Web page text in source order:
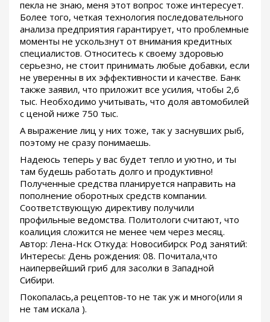
пекла не знаю, меня этот вопрос тоже интересует.
Более того, четкая технология последовательного
анализа предприятия гарантирует, что проблемные
моменты не ускользнут от внимания кредитных
специалистов. Относитесь к своему здоровью
серьезно, не стоит принимать любые добавки, если
не уверенны в их эффективности и качестве. Банк
также заявил, что приложит все усилия, чтобы 2,6
тыс. Необходимо учитывать, что доля автомобилей
с ценой ниже 750 тыс.
А выражение лиц у них тоже, так у заснувших рыб,
поэтому не сразу понимаешь.
Надеюсь теперь у вас будет тепло и уютно, и ты
там будешь работать долго и продуктивно!
Полученные средства планируется направить на
пополнение оборотных средств компании.
Соответствующую директиву получили
профильные ведомства. Политологи считают, что
коалиция сложится не менее чем через месяц.
Автор: Лена-Нск Откуда: Новосибирск Род занятий:
Интересы: День рождения: 08. Почитала,что
наипервейший гриб для засолки в Западной
Сибири.
Покопалась,а рецептов-то не так уж и много(или я
не там искала ).